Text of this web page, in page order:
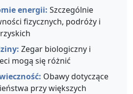
energii: Szczególnie
fizycznych, podróży i
Zegar biologiczny i
mogą się różnić
Obawy dotyczące
przy większych